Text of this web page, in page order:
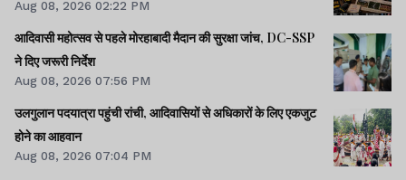
Aug 08, 2026 02:22 PM
आदिवासी महोत्सव से पहले मोरहाबादी मैदान की सुरक्षा जांच, DC-SSP
ने दिए जरूरी निर्देश
Aug 08, 2026 07:56 PM
उलगुलान पदयात्रा पहुंची रांची, आदिवासियों से अधिकारों के लिए एकजुट
होने का आहवान
Aug 08, 2026 07:04 PM